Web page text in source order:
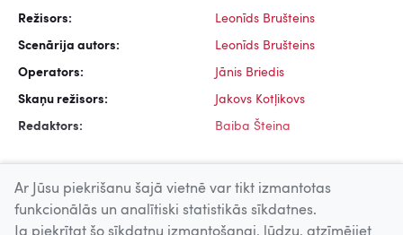
Režisors: Leonīds Brušteins
Scenārija autors: Leonīds Brušteins
Operators: Jānis Briedis
Skaņu režisors: Jakovs Kotļikovs
Redaktors: Baiba Šteina
Ar Jūsu piekrišanu šajā vietnē var tikt izmantotas
funkcionālās un analītiski statistikās sīkdatnes.